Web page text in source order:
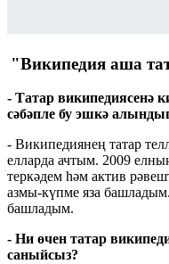
"Википедия аша
- Татар википедиясенә
сәбәпле бу эшкә
- Википедиянең татар
елларда ачтым. 2009
теркәдем һәм актив
азмы-күпме яза
башладым.
- Ни өчен татар
саныйсыз?